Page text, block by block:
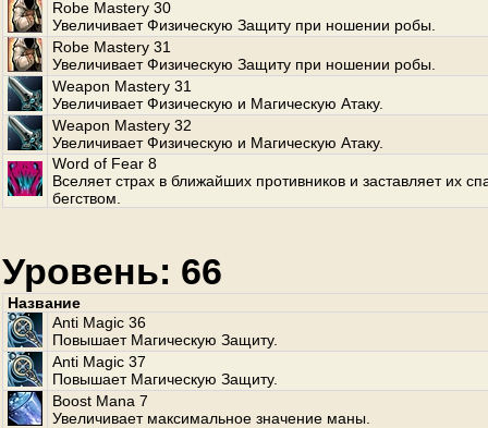
Robe Mastery 30
Увеличивает Физическую Защиту при ношении робы.
Robe Mastery 31
Увеличивает Физическую Защиту при ношении робы.
Weapon Mastery 31
Увеличивает Физическую и Магическую Атаку.
Weapon Mastery 32
Увеличивает Физическую и Магическую Атаку.
Word of Fear 8
Вселяет страх в ближайших противников и заставляет их
бегством.
Уровень: 66
Название
Anti Magic 36
Повышает Магическую Защиту.
Anti Magic 37
Повышает Магическую Защиту.
Boost Mana 7
Увеличивает максимальное значение маны.